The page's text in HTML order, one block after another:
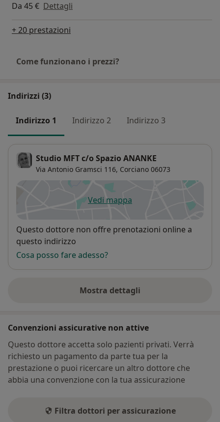
Da 45 € Dettagli
+ 20 prestazioni
Come funzionano i prezzi?
Indirizzi (3)
Indirizzo 1 Indirizzo 2 Indirizzo 3
Studio MFT c/o Spazio ANANKE
Via Antonio Gramsci 116, Corciano 06073
Vedi mappasi apre in una nuova scheda
Disponibilità
Questo dottore non offre prenotazioni online a
questo indirizzo
Cosa posso fare adesso?
Mostra dettagli
sull'indirizzo
Convenzioni assicurative non attive
Questo dottore accetta solo pazienti privati. Verrà
richiesto un pagamento da parte tua per la
prestazione o puoi ricercare un altro dottore che
abbia una convenzione con la tua assicurazione
Filtra dottori per assicurazione